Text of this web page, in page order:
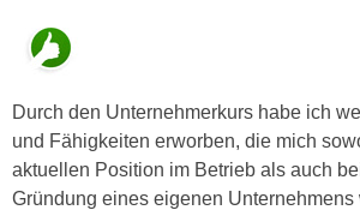
Durch den Unternehmerkurs habe ich
und Fähigkeiten erworben, die mich
aktuellen Position im Betrieb als auch
Gründung eines eigenen Unternehmens
u
s
e
i